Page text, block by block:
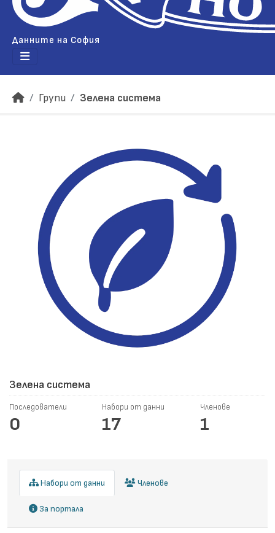
Данните на София
Групи Зелена система
Зелена система
Последователи
0
Набори от данни
17
Членове
1
Набори от данни Членове
За портала